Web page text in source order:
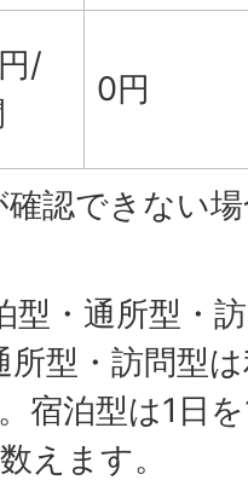
/
0円
認できない
型・通所型・
型・訪問型
宿泊型は1日
えます。